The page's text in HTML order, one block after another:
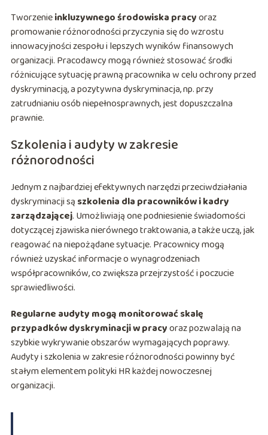
Tworzenieinkluzywnego środowiska pracyoraz
promowanie różnorodności przyczynia się do wzrostu
innowacyjności zespołu i lepszych wyników finansowych
organizacji. Pracodawcy mogą również stosować środki
różnicujące sytuację prawną pracownika w celu ochrony przed
dyskryminacją, a pozytywna dyskryminacja, np. przy
zatrudnianiu osób niepełnosprawnych, jest dopuszczalna
prawnie.
Szkolenia i audyty w zakresie
różnorodności
Jednym z najbardziej efektywnych narzędzi przeciwdziałania
dyskryminacji są szkolenia dla pracowników i kadry
zarządzającej. Umożliwiają one podniesienie świadomości
dotyczącej zjawiska nierównego traktowania, a także uczą, jak
reagować na niepożądane sytuacje. Pracownicy mogą
również uzyskać informacje o wynagrodzeniach
współpracowników, co zwiększa przejrzystość i poczucie
sprawiedliwości.
Regularne audyty mogą monitorować skalę
przypadków dyskryminacji w pracyoraz pozwalają na
szybkie wykrywanie obszarów wymagających poprawy.
Audyty i szkolenia w zakresie różnorodności powinny być
stałym elementem polityki HR każdej nowoczesnej
organizacji.